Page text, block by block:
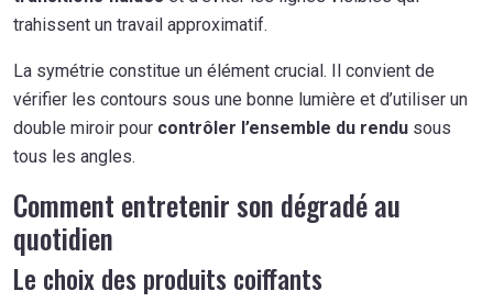
trahissent un travail approximatif.
La symétrie constitue un élément crucial. Il convient de
vérifier les contours sous une bonne lumière et d’utiliser un
double miroir pour contrôler l’ensemble du rendu sous
tous les angles.
Comment entretenir son dégradé au
quotidien
Le choix des produits coiffants